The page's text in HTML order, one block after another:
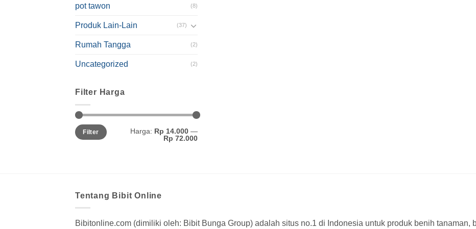
pot tawon (8)
Produk Lain-Lain (37)
Rumah Tangga (2)
Uncategorized (2)
Filter Harga
Filter Harga: Rp 14.000 —
Rp 72.000
Tentang Bibit Online
Bibitonline.com (dimiliki oleh: Bibit Bunga Group) adalah situs no.1 di Indonesia untuk produk benih tanaman,